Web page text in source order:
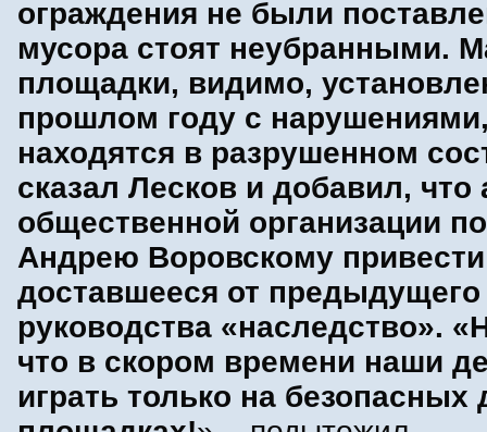
ограждения не были
мусора стоят неубранными.
площадки, видимо,
прошлом году с
находятся в разрушенном
сказал Лесков и добавил, что
общественной организации
Андрею Воровскому
доставшееся от предыдущего
руководства «наследство».
что в скором времени наши
играть только на безопасных